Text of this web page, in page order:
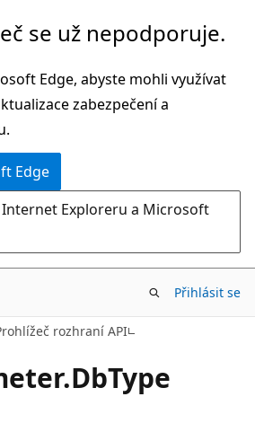
se už nepodporuje.
Edge, abyste mohli využívat
zabezpečení a
Edge
Exploreru a Microsoft
Přihlásit se
rozhraní API
DbType